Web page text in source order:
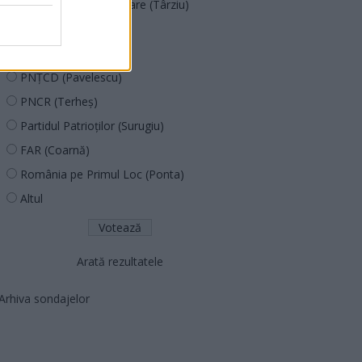
Acțiunea Conservatoare (Târziu)
PNȚCD (Pavelescu)
PNCR (Terheș)
Partidul Patrioților (Surugiu)
FAR (Coarnă)
România pe Primul Loc (Ponta)
Altul
Arată rezultatele
sondajelor